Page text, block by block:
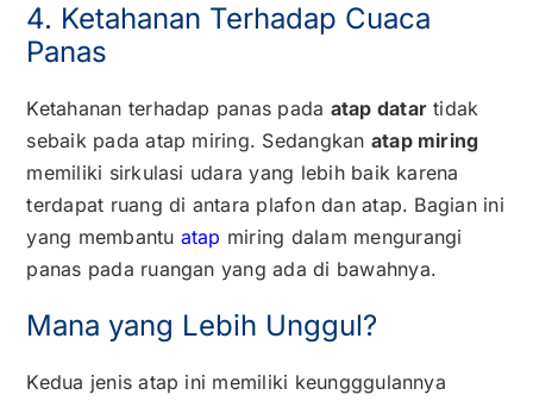
4. Ketahanan Terhadap Cuaca
Panas
Ketahanan terhadap panas pada atap datar tidak
sebaik pada atap miring. Sedangkan atap miring
memiliki sirkulasi udara yang lebih baik karena
terdapat ruang di antara plafon dan atap. Bagian ini
yang membantu atap miring dalam mengurangi
panas pada ruangan yang ada di bawahnya.
Mana yang Lebih Unggul?
Kedua jenis atap ini memiliki keungggulannya